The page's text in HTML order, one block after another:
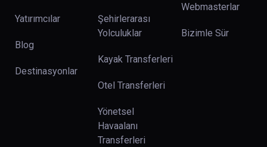
Yatırımcılar
Blog
Destinasyonlar
Şehirlerarası
Yolculuklar
Kayak Transferleri
Otel Transferleri
Yönetsel
Havaalanı
Transferleri
Webmasterlar
Bizimle Sür